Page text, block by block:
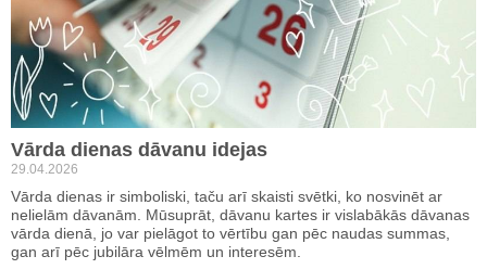
Vārda dienas dāvanu idejas
29.04.2026
Vārda dienas ir simboliski, taču arī skaisti svētki, ko nosvinēt ar
nelielām dāvanām. Mūsuprāt, dāvanu kartes ir vislabākās dāvanas
vārda dienā, jo var pielāgot to vērtību gan pēc naudas summas,
gan arī pēc jubilāra vēlmēm un interesēm.